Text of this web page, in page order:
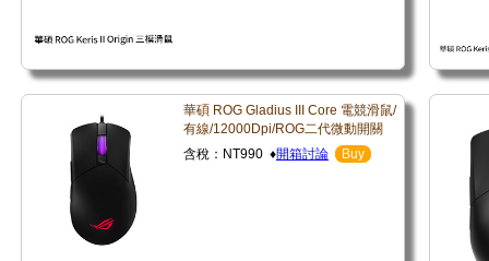
華碩 ROG Gladius III Core 電競滑鼠/
有線/12000Dpi/ROG二代微動開關
含稅：NT990 ♦開箱討論 Buy